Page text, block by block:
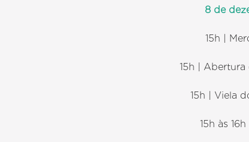
8 de
15h |
15h | Abertura
15h | Viela
15h às